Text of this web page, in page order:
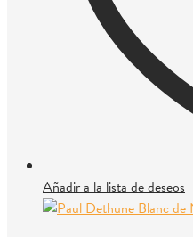
Añadir a la lista de deseos